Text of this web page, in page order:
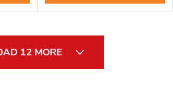
12 MORE